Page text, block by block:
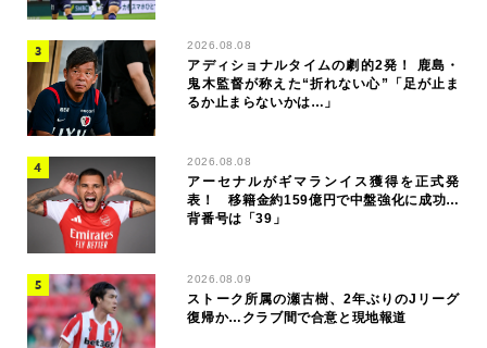
2026.08.08
アディショナルタイムの劇的2発！ 鹿島・
鬼木監督が称えた“折れない心”「足が止ま
るか止まらないかは…」
2026.08.08
アーセナルがギマランイス獲得を正式発
表！ 移籍金約159億円で中盤強化に成功…
背番号は「39」
2026.08.09
ストーク所属の瀬古樹、2年ぶりのJリーグ
復帰か…クラブ間で合意と現地報道